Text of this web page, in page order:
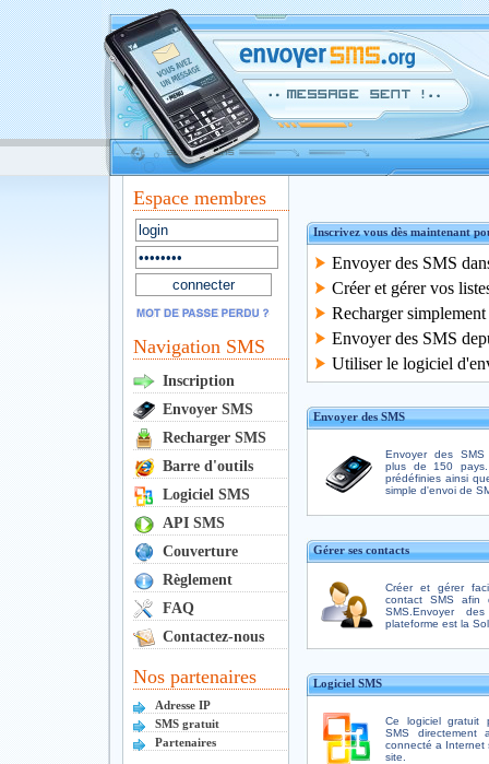
Espace membres
Navigation SMS
Inscription
Envoyer SMS
Recharger SMS
Barre d'outils
Logiciel SMS
API SMS
Couverture
Règlement
FAQ
Contactez-nous
Nos partenaires
Adresse IP
SMS gratuit
Partenaires
Inscrivez vous dès maintenant
Envoyer des SMS
Créer et gérer vos
Recharger
Envoyer des SMS
Utiliser le logiciel
Envoyer des SMS
Envoyer des
plus de 150
prédéfinies ainsi
simple d'envoi de
Gérer ses contacts
Créer et gérer
contact SMS afin
SMS.Envoyer
plateforme est la
Logiciel SMS
Ce logiciel gratuit
SMS
connecté a Internet
site.